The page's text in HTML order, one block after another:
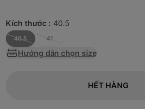
Kích thước : 40.5
40.5 41
Hướng dẫn chọn size
HẾT HÀNG